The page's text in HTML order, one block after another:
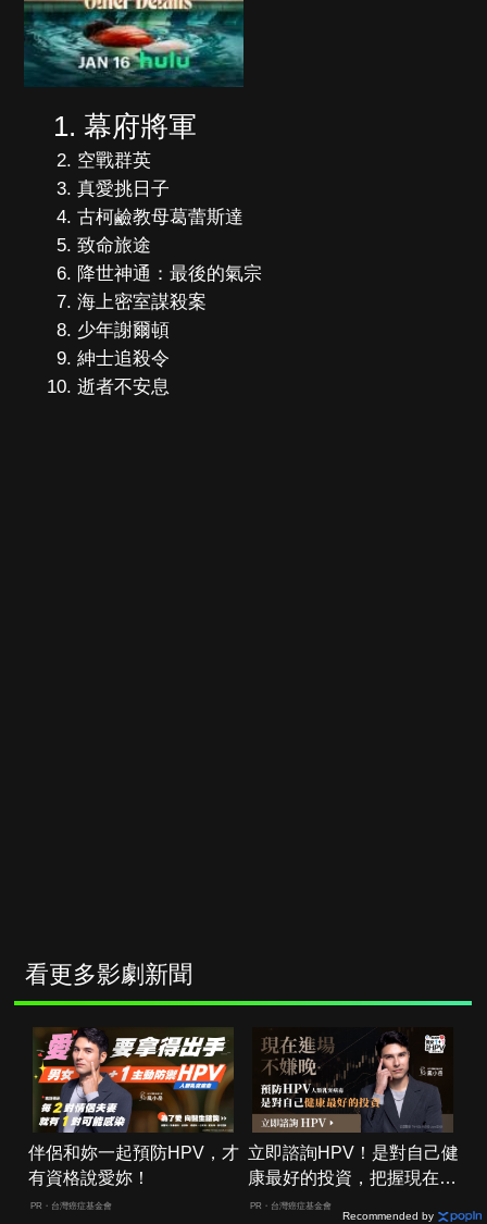
幕府將軍
空戰群英
真愛挑日子
古柯鹼教母葛蕾斯達
致命旅途
降世神通：最後的氣宗
海上密室謀殺案
少年謝爾頓
紳士追殺令
逝者不安息
看更多影劇新聞
伴侶和妳一起預防HPV，才
有資格說愛妳！
PR・台灣癌症基金會
立即諮詢HPV！是對自己健
康最好的投資，把握現在不
嫌晚！
PR・台灣癌症基金會
Recommended by